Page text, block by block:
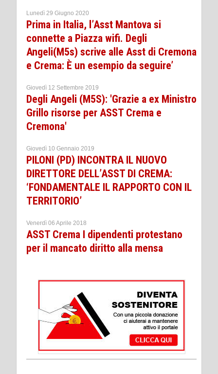
Lunedì 29 Giugno 2020
Prima in Italia, l’Asst Mantova si
connette a Piazza wifi. Degli
Angeli(M5s) scrive alle Asst di Cremona
e Crema: È un esempio da seguire’
Giovedì 12 Settembre 2019
Degli Angeli (M5S): 'Grazie a ex Ministro
Grillo risorse per ASST Crema e
Cremona'
Giovedì 10 Gennaio 2019
PILONI (PD) INCONTRA IL NUOVO
DIRETTORE DELL’ASST DI CREMA:
‘FONDAMENTALE IL RAPPORTO CON IL
TERRITORIO’
Venerdì 06 Aprile 2018
ASST Crema I dipendenti protestano
per il mancato diritto alla mensa